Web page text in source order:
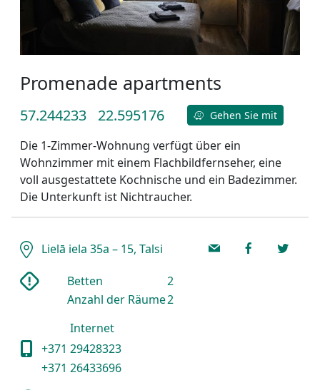
Promenade apartments
57.244233 22.595176 Gehen Sie mit
Die 1-Zimmer-Wohnung verfügt über ein
Wohnzimmer mit einem Flachbildfernseher, eine
voll ausgestattete Kochnische und ein Badezimmer.
Die Unterkunft ist Nichtraucher.
Lielā iela 35a – 15, Talsi
Betten
2
Anzahl der Räume2
Internet
+371 29428323
+371 26433696